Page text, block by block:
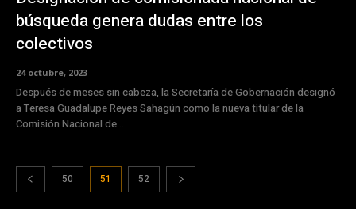
búsqueda genera dudas entre los
colectivos
24 octubre, 2023
Después de meses sin cabeza, la Secretaría de Gobernación designó
a Teresa Guadalupe Reyes Sahagún como la nueva titular de la
Comisión Nacional de...
50 51 52